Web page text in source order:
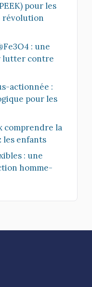
pour les
révolution
: une
lutter contre
actionnée :
pour les
comprendre la
les enfants
: une
homme-